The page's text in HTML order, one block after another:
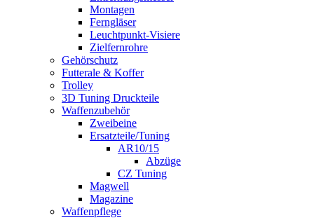
Montagen
Ferngläser
Leuchtpunkt-Visiere
Zielfernrohre
Gehörschutz
Futterale & Koffer
Trolley
3D Tuning Druckteile
Waffenzubehör
Zweibeine
Ersatzteile/Tuning
AR10/15
Abzüge
CZ Tuning
Magwell
Magazine
Waffenpflege